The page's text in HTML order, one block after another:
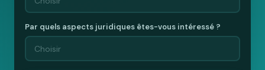
Par quels aspects juridiques êtes-vous intéressé ?